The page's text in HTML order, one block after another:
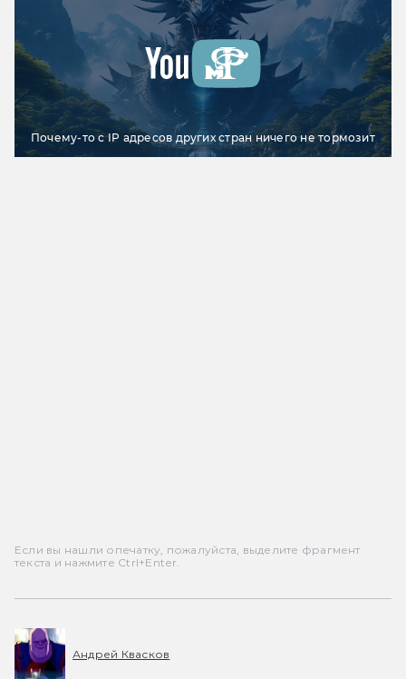
Почему-то с IP адресов других стран ничего не тормозит
Если вы нашли опечатку, пожалуйста, выделите фрагмент
текста и нажмите Ctrl+Enter.
Андрей Квасков